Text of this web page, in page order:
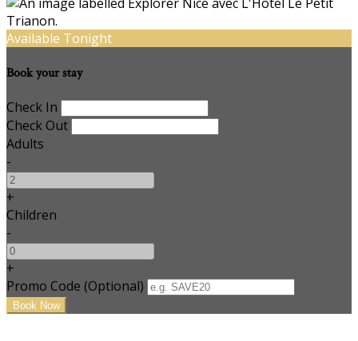
Available Tonight
Book your stay
Check In
Check Out
Adults
-
+
Children
-
+
Promo Code (Optional)